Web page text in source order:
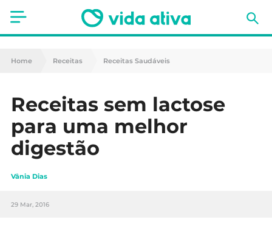
Saúde
Nutrição
Receitas
Fitness
Mães e Bebés
Home Receitas Receitas Saudáveis
Receitas sem lactose
para uma melhor
digestão
Vânia Dias
29 Mar, 2016